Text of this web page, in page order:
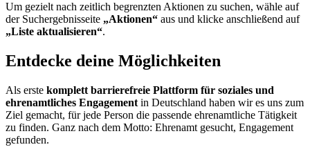
Um gezielt nach zeitlich begrenzten Aktionen zu suchen, wähle auf
der Suchergebnisseite „Aktionen“ aus und klicke anschließend auf
„Liste aktualisieren“.
Entdecke deine Möglichkeiten
Als erste komplett barrierefreie Plattform für soziales und
ehrenamtliches Engagement in Deutschland haben wir es uns zum
Ziel gemacht, für jede Person die passende ehrenamtliche Tätigkeit
zu finden. Ganz nach dem Motto: Ehrenamt gesucht, Engagement
gefunden.